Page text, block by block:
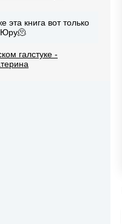
эта книга вот только
Юру🫠
галстуке -